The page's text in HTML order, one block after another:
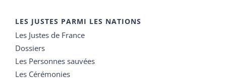
LES JUSTES PARMI LES NATIONS
Les Justes de France
Dossiers
Les Personnes sauvées
Les Cérémonies